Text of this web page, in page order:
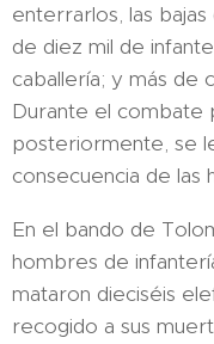
enterrarlos, las
de diez mil de
caballería; y más de
Durante el combate
posteriormente, se
consecuencia de las
En el bando de
hombres de
mataron dieciséis
recogido a sus